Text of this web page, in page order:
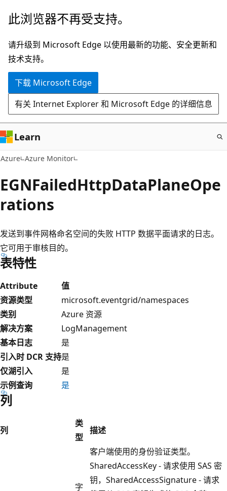
跳
主
要
内
此浏览器不再受支持。
请升级到 Microsoft Edge 以使用最新的功能、安全更新和
技术支持。
下载 Microsoft Edge
有关 Internet Explorer 和 Microsoft Edge 的详细信息
Learn
Azure Azure Monitor
EGNFailedHttpDataPlaneOpe
rations
发送到事件网格命名空间的失败 HTTP 数据平面请求的日志。
它可用于审核目的。
表特性
Attribute
值
资源类型
microsoft.eventgrid/namespaces
类别
Azure 资源
解决方案
LogManagement
基本日志
是
引入时 DCR 支持是
仅湖引入
是
示例查询
是
列
列
类
型
描述
字
客户端使用的身份验证类型。
SharedAccessKey - 请求使用 SAS 密
钥，SharedAccessSignature - 请求